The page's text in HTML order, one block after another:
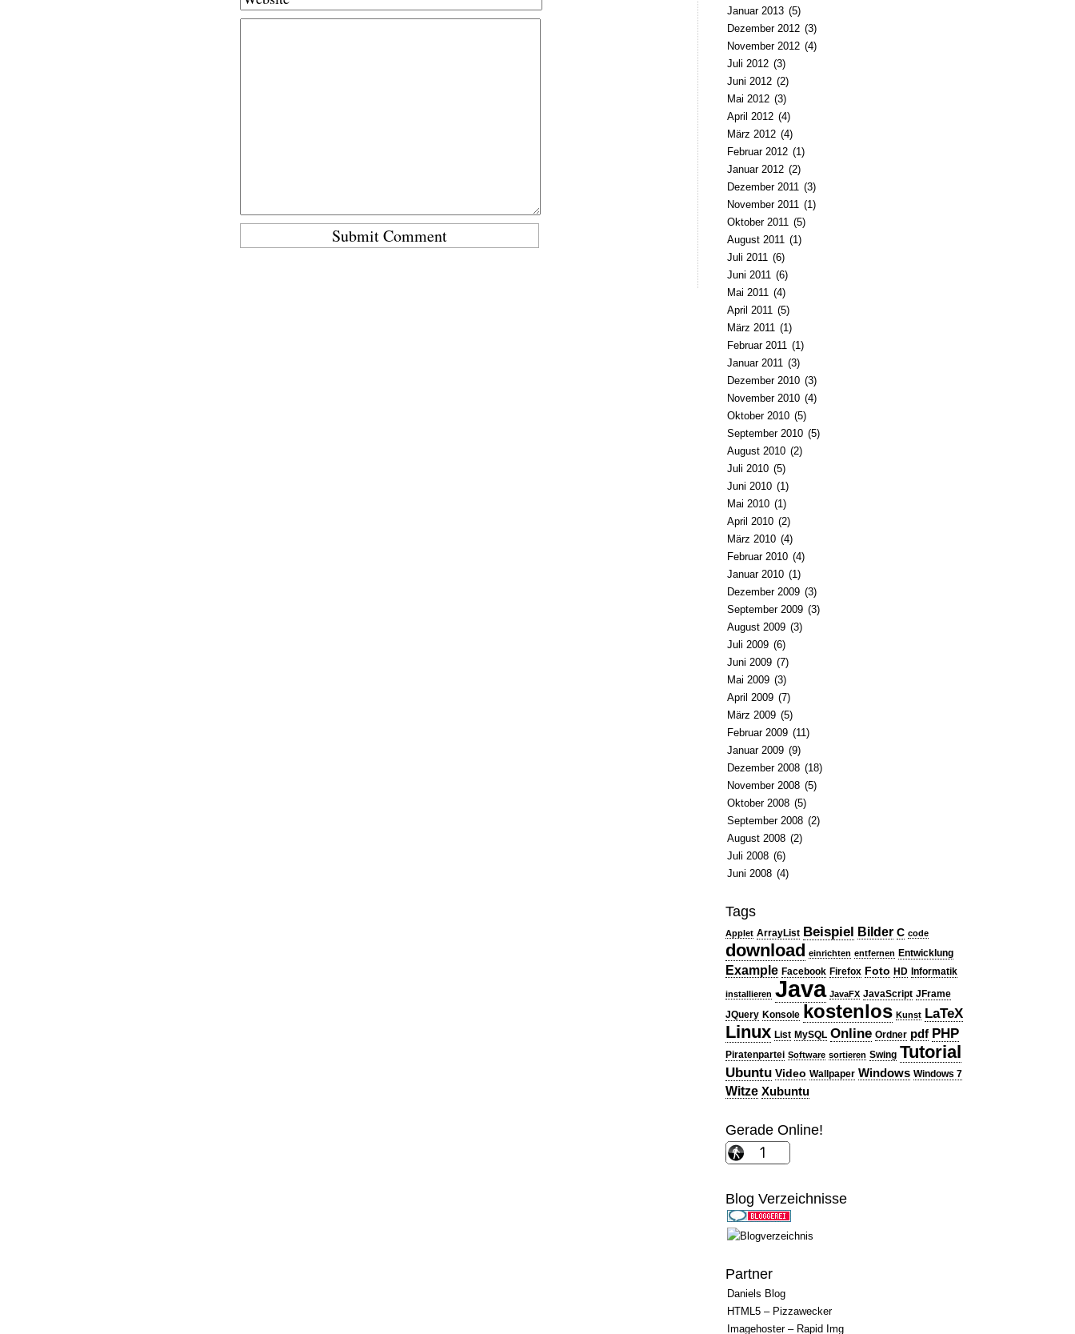
Januar 2013 (5)
Dezember 2012 (3)
November 2012 (4)
Juli 2012 (3)
Juni 2012 (2)
Mai 2012 (3)
April 2012 (4)
März 2012 (4)
Februar 2012 (1)
Januar 2012 (2)
Dezember 2011 (3)
November 2011 (1)
Oktober 2011 (5)
August 2011 (1)
Juli 2011 (6)
Juni 2011 (6)
Mai 2011 (4)
April 2011 (5)
März 2011 (1)
Februar 2011 (1)
Januar 2011 (3)
Dezember 2010 (3)
November 2010 (4)
Oktober 2010 (5)
September 2010 (5)
August 2010 (2)
Juli 2010 (5)
Juni 2010 (1)
Mai 2010 (1)
April 2010 (2)
März 2010 (4)
Februar 2010 (4)
Januar 2010 (1)
Dezember 2009 (3)
September 2009 (3)
August 2009 (3)
Juli 2009 (6)
Juni 2009 (7)
Mai 2009 (3)
April 2009 (7)
März 2009 (5)
Februar 2009 (11)
Januar 2009 (9)
Dezember 2008 (18)
November 2008 (5)
Oktober 2008 (5)
September 2008 (2)
August 2008 (2)
Juli 2008 (6)
Juni 2008 (4)
Tags
Applet ArrayList Beispiel Bilder C code
download einrichten entfernen Entwicklung
Example Facebook Firefox Foto HD Informatik
installieren Java JavaFX JavaScript JFrame
JQuery Konsole kostenlos Kunst LaTeX
Linux List MySQL Online Ordner pdf PHP
Piratenpartei Software sortieren Swing Tutorial
Ubuntu Video Wallpaper Windows Windows 7
Witze Xubuntu
Gerade Online!
Blog Verzeichnisse
Partner
Daniels Blog
HTML5 – Pizzawecker
Imagehoster – Rapid Img